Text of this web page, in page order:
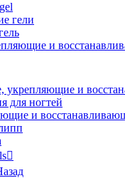
гели
и
укрепляющие и
для ногтей
и